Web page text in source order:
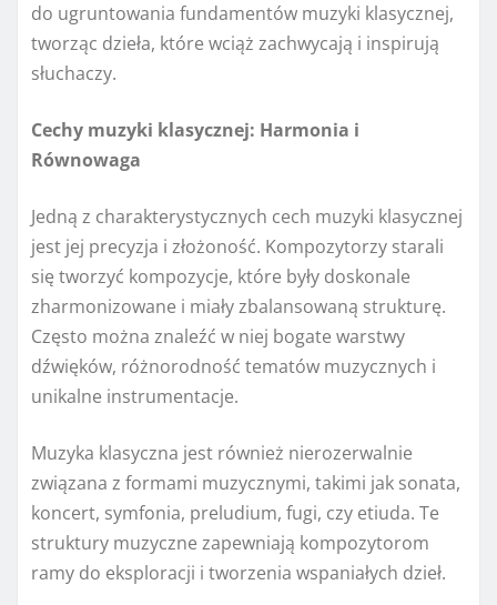
do ugruntowania fundamentów muzyki klasycznej,
tworząc dzieła, które wciąż zachwycają i inspirują
słuchaczy.
Cechy muzyki klasycznej: Harmonia i
Równowaga
Jedną z charakterystycznych cech muzyki klasycznej
jest jej precyzja i złożoność. Kompozytorzy starali
się tworzyć kompozycje, które były doskonale
zharmonizowane i miały zbalansowaną strukturę.
Często można znaleźć w niej bogate warstwy
dźwięków, różnorodność tematów muzycznych i
unikalne instrumentacje.
Muzyka klasyczna jest również nierozerwalnie
związana z formami muzycznymi, takimi jak sonata,
koncert, symfonia, preludium, fugi, czy etiuda. Te
struktury muzyczne zapewniają kompozytorom
ramy do eksploracji i tworzenia wspaniałych dzieł.